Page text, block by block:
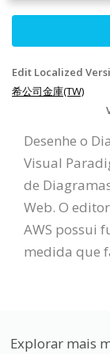
Edit Localized
希公司金庫(TW)
Desenhe o
Visual
de
Web. O
AWS possui
medida que
Explorar mais